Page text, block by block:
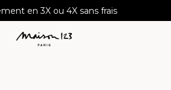
à domicile dès 150€
notre nouvelle collection
en 3X ou 4X sans frais